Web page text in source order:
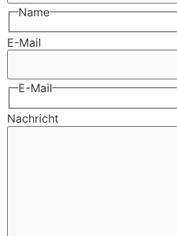
Name
E-Mail
E-Mail
Nachricht